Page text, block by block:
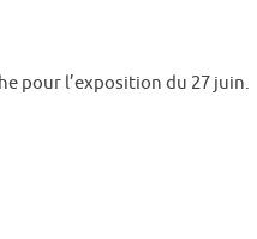
pour l’exposition du 27 juin.